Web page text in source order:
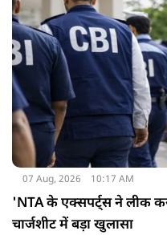
07 Aug, 2026 10:17 AM
'NTA के एक्सपर्ट्स ने लीक
चार्जशीट में बड़ा खुलासा